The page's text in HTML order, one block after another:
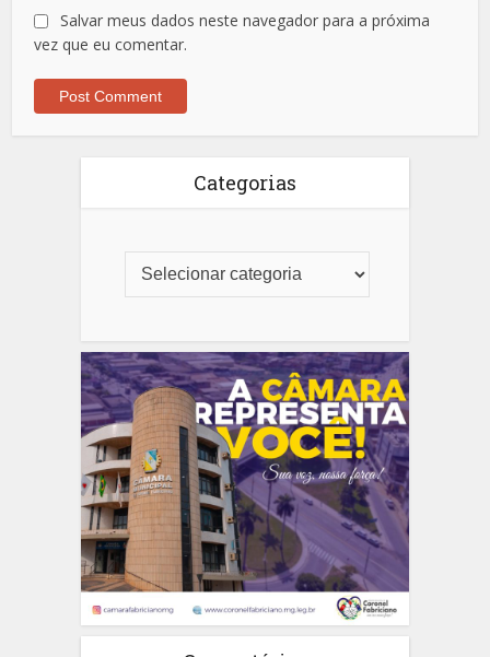
Salvar meus dados neste navegador para a próxima
vez que eu comentar.
Categorias